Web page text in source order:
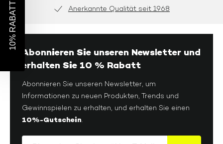
Anerkannte Qualität seit 1968
Abonnieren Sie unseren Newsletter und
erhalten Sie 10 % Rabatt
Abonnieren Sie unseren Newsletter, um
Informationen zu neuen Produkten, Trends und
Gewinnspielen zu erhalten, und erhalten Sie einen
10%-Gutschein
10% RABATT